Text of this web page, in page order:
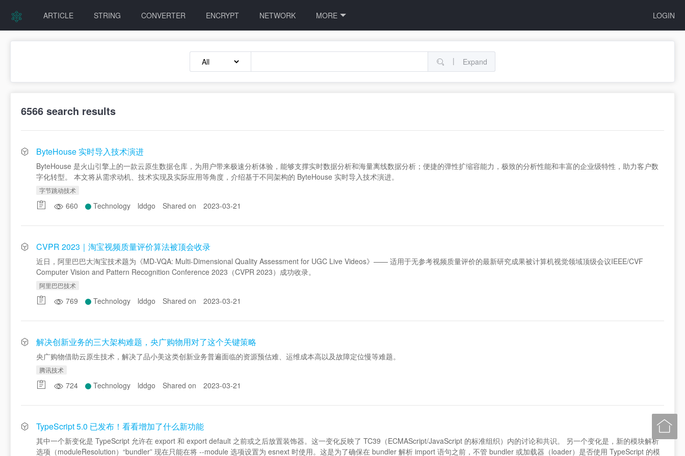
ARTICLE STRING CONVERTER ENCRYPT NETWORK MORE LOGIN
| Expand
6566 search results
ByteHouse 实时导入技术演进
ByteHouse 是火山引擎上的一款云原生数据仓库，为用户带来极速分析体验，能够支撑实时数据分析和海量离线数据分析；便捷的弹性扩缩容能力，极致的分析性能和丰富的企业级特性，助力客户数
字化转型。 本文将从需求动机、技术实现及实际应用等角度，介绍基于不同架构的 ByteHouse 实时导入技术演进。
字节跳动技术
660 Technology lddgo Shared on 2023-03-21
CVPR 2023｜淘宝视频质量评价算法被顶会收录
近日，阿里巴巴大淘宝技术题为《MD-VQA: Multi-Dimensional Quality Assessment for UGC Live Videos》—— 适用于无参考视频质量评价的最新研究成果被计算机视觉领域顶级会议IEEE/CVF
Computer Vision and Pattern Recognition Conference 2023（CVPR 2023）成功收录。
阿里巴巴技术
769 Technology lddgo Shared on 2023-03-21
解决创新业务的三大架构难题，央广购物用对了这个关键策略
央广购物借助云原生技术，解决了品小美这类创新业务普遍面临的资源预估难、运维成本高以及故障定位慢等难题。
腾讯技术
724 Technology lddgo Shared on 2023-03-21
TypeScript 5.0 已发布！看看增加了什么新功能
其中一个新变化是 TypeScript 允许在 export 和 export default 之前或之后放置装饰器。这一变化反映了 TC39（ECMAScript/JavaScript 的标准组织）内的讨论和共识。 另一个变化是，新的模块解析
选项（moduleResolution）“bundler” 现在只能在将 --module 选项设置为 esnext 时使用。这是为了确保在 bundler 解析 import 语句之前，不管 bundler 或加载器（loader）是否使用 TypeScript 的模
